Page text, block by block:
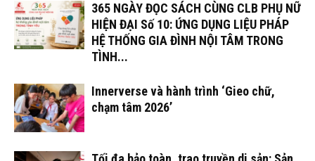
365 NGÀY ĐỌC SÁCH CÙNG CLB PHỤ NỮ
HIỆN ĐẠI Số 10: ỨNG DỤNG LIỆU PHÁP
HỆ THỐNG GIA ĐÌNH NỘI TÂM TRONG
TÌNH...
Innerverse và hành trình ‘Gieo chữ,
chạm tâm 2026’